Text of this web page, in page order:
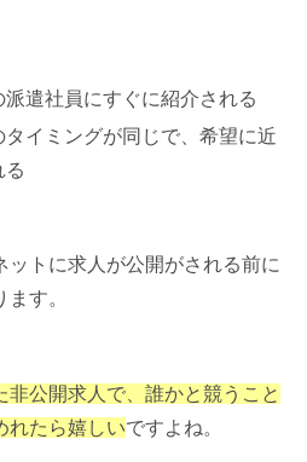
遣社員にすぐに紹介される
イミングが同じで、希望に近
る
ットに求人が公開がされる前に
す。
公開求人で、誰かと競うこと
れたら嬉しいですよね。